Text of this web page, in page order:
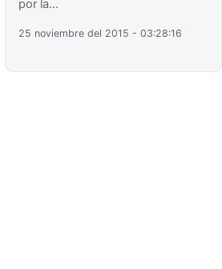
por la…
25 noviembre del 2015 - 03:28:16